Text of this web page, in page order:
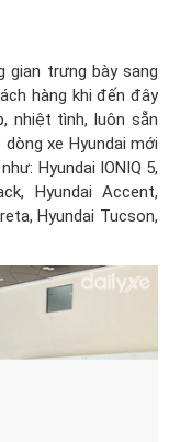
gian trưng bày sang
hàng khi đến đây
nhiệt tình, luôn sẵn
xe Hyundai mới
Hyundai IONIQ 5,
Hyundai Accent,
Hyundai Tucson,